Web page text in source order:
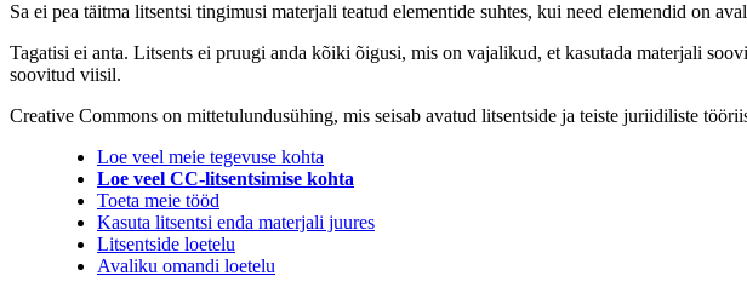
Sa ei pea täitma litsentsi tingimusi materjali teatud elementide suhtes, kui need elemendid on
Tagatisi ei anta. Litsents ei pruugi anda kõiki õigusi, mis on vajalikud, et kasutada materjali
soovitud viisil.
Creative Commons on mittetulundusühing, mis seisab avatud litsentside ja teiste juriidiliste
Loe veel meie tegevuse kohta
Loe veel CC-litsentsimise kohta
Toeta meie tööd
Kasuta litsentsi enda materjali juures
Litsentside loetelu
Avaliku omandi loetelu